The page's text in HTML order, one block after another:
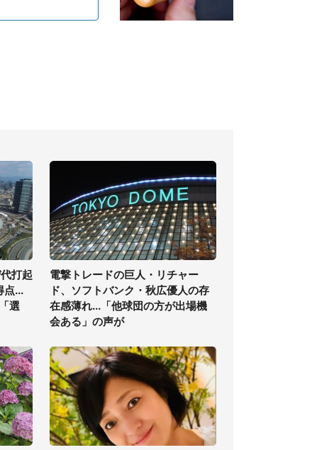
打起
点...
選
電撃トレードの巨人・リチャー
ド、ソフトバンク・秋広優人の存
在感薄れ...「他球団の方が出場機
会ある」の声が